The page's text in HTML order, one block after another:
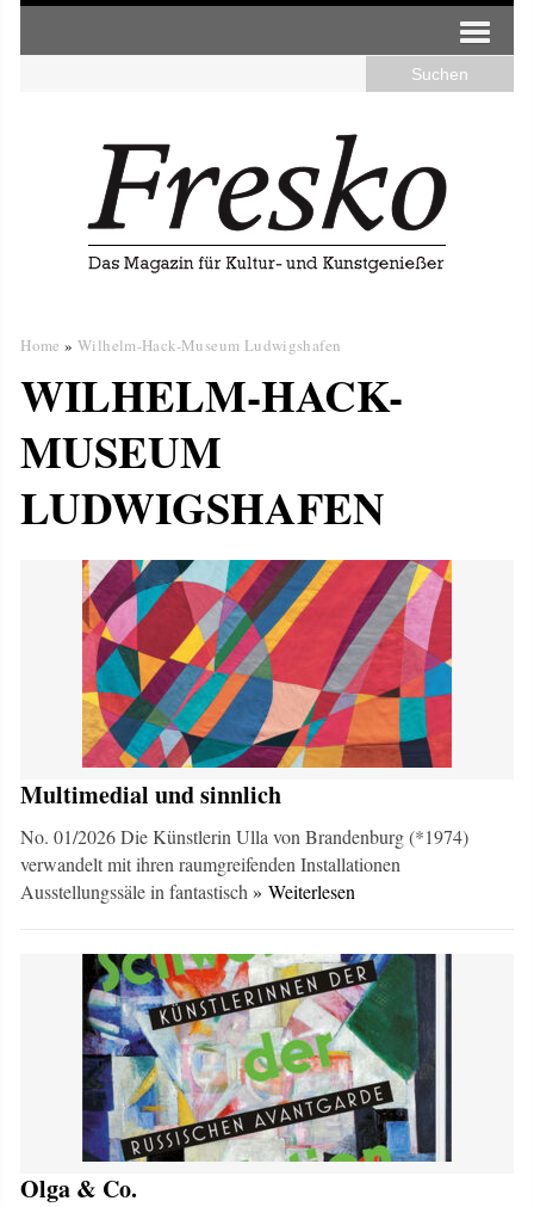
Home » Wilhelm-Hack-Museum Ludwigshafen
WILHELM-HACK-
MUSEUM
LUDWIGSHAFEN
Multimedial und sinnlich
No. 01/2026 Die Künstlerin Ulla von Brandenburg (*1974)
verwandelt mit ihren raumgreifenden Installationen
Ausstellungssäle in fantastisch» Weiterlesen
Olga & Co.